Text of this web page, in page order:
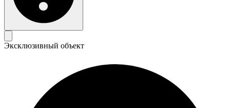
Эксклюзивный объект